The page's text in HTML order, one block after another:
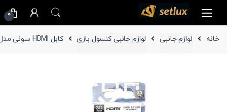
navigation
content
0
خانه لوازم جانبی لوازم جانبی کنسول بازی کابل HDMI سونی مدل 4K Ultra با طول کابل 2 متری ( اصلی )